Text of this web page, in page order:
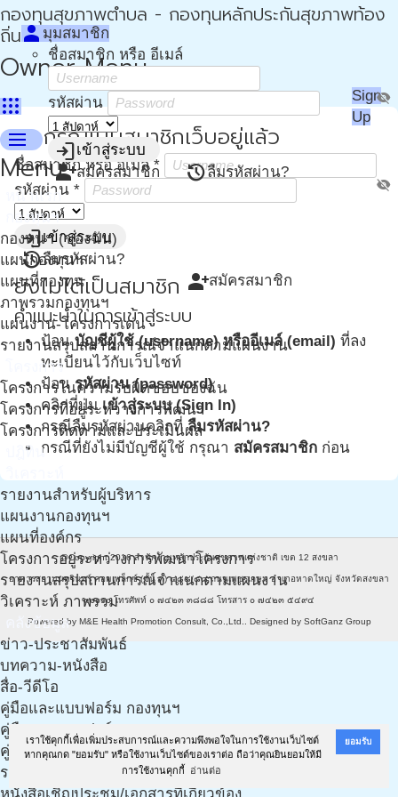
เราใช้คุกกี้เพื่อเพิ่มประสบการณ์และความพึงพอใจในการใช้งานเว็บไซต์
หากคุณกด "ยอมรับ" หรือใช้งานเว็บไซต์ของเราต่อ ถือว่าคุณยินยอมให้มี
การใช้งานคุกกี้
อ่านต่อ
ยอมรับ
กองทุนสุขภาพตำบล - กองทุนหลักประกันสุขภาพท้อง
ถิ่น - กปท
Owner Menu
apps
person มุมสมาชิก
ชื่อสมาชิก หรือ อีเมล์
รหัสผ่าน visibility_off
loginเข้าสู่ระบบ
person_addสมัครสมาชิก restoreลืมรหัสผ่าน?
Sign
Up
menu
Menu
หน้าแรก
กองทุนฯ
กองทุนฯ (ของฉัน)
แผนกองทุนฯ
แผนที่กองทุน
ภาพรวมกองทุนฯ
แผนงาน-โครงการเด่น
รายงานสรุปสถานการณ์จำแนกตามแผนงาน
โครงการ
โครงการในความรับผิดชอบของฉัน
โครงการที่อยู่ระหว่างการพัฒนา
โครงการติดตามและประเมินผล
ปฎิทิน
รายงานสำหรับผู้บริหาร
แผนงานกองทุนฯ
แผนที่องค์กร
โครงการอยู่ระหว่างการพัฒนาโครงการ
รายงานสรุปสถานการณ์จำแนกตามแผนงาน
วิเคราะห์ ภาพรวม
คลังข้อมูล
ข่าว-ประชาสัมพันธ์
บทความ-หนังสือ
สื่อ-วีดีโอ
คู่มือและแบบฟอร์ม กองทุนฯ
คู่มือและแบบฟอร์ม กองทุนฯ (งาน LTC)
คู่มือ เอกสารฯ และแนวทางการทำแผนฯ จากทีมวิชาการ
รวมเอกสารเกี่ยวกับประกาศ ฉบับใหม่ ปี 61
หนังสือเชิญประชุม/เอกสารที่เกี่ยวข้อง
loginกรณีเป็นสมาชิกเว็บอยู่แล้ว
ชื่อสมาชิก หรือ อีเมล์*
รหัสผ่าน * visibility_off
loginเข้าสู่ระบบ
restoreลืมรหัสผ่าน?
ยังไม่ได้เป็นสมาชิก person_addสมัครสมาชิก
คำแนะนำในการเข้าสู่ระบบ
ป้อนบัญชีผู้ใช้ (username) หรืออีเมล์ (email) ที่ลง
ทะเบียนไว้กับเว็บไซท์
ป้อนรหัสผ่าน (password)
คลิกที่ปุ่มเข้าสู่ระบบ (Sign In)
กรณีลืมรหัสผ่านคลิกที่ลืมรหัสผ่าน?
กรณีที่ยังไม่มีบัญชีผู้ใช้ กรุณา สมัครสมาชิก ก่อน
@Copyright 2016สำนักงานหลักประกันสุขภาพแห่งชาติ เขต 12 สงขลา
อาคารสยามนครินทร์ คอมเพล็กซ์ (ชั้น ๓) ๔๘๘/๘๘ ถนนเพชรเกษม อำเภอหาดใหญ่ จังหวัดสงขลา
๙๐๑๑๐ โทรศัพท์ ๐ ๗๔๒๓ ๓๘๘๘ โทรสาร ๐ ๗๔๒๓ ๕๔๙๔
Powered by M&E Health Promotion Consult, Co.,Ltd. . Designed by SoftGanz Group